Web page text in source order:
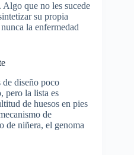
Algo que no les sucede
su propia
la enfermedad
de diseño poco
pero la lista es
de huesos en pies
de
de niñera, el genoma